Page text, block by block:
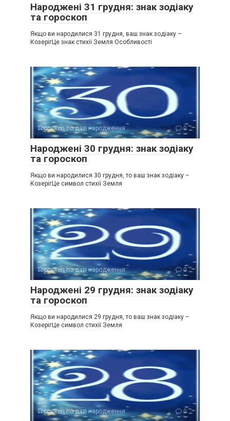
Народжені 31 грудня: знак зодіаку
та гороскоп
Якщо ви народилися 31 грудня, ваш знак зодіаку –
КозерігЦе знак стихії Земля Особливості
Гороскоп по даті народження 0
Народжені 30 грудня: знак зодіаку
та гороскоп
Якщо ви народилися 30 грудня, то ваш знак зодіаку –
КозерігЦе символ стихії Земля
Гороскоп по даті народження 0
Народжені 29 грудня: знак зодіаку
та гороскоп
Якщо ви народилися 29 грудня, то ваш знак зодіаку –
КозерігЦе символ стихії Земля
Гороскоп по даті народження 0